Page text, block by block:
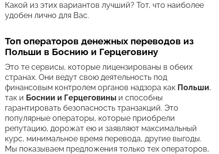
Какой из этих вариантов лучший? Тот, что наиболее
удобен лично для Вас.
Топ операторов денежных переводов из
Польши в Боснию и Герцеговину
Это те сервисы, которые лицензированы в обеих
странах. Они ведут свою деятельность под
финансовым контролем органов надзора как Польши,
так и Боснии и Герцеговины и способны
гарантировать безопасность транзакций. Это
популярные операторы, которые приобрели
репутацию, дорожат ею и заявляют максимальный
курс, минимальное время перевода, другие выгоды.
Мы показываем предложения только тех операторов,